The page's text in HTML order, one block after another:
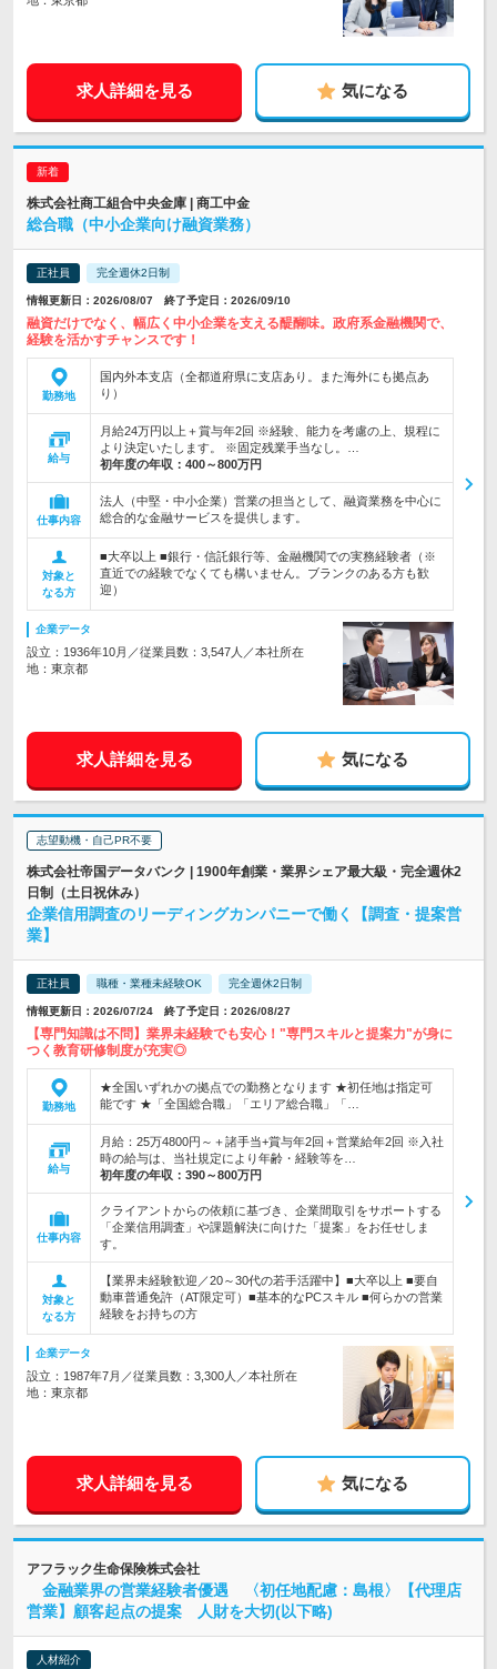
求人詳細を見る 気になる
株式会社商工組合中央金庫 | 商工中金
総合職（中小企業向け融資業務）
正社員 完全週休2日制
情報更新日：2026/08/07 終了予定日：2026/09/10
融資だけでなく、幅広く中小企業を支える醍醐味。政府系金融機関で、
経験を活かすチャンスです！
勤務地
国内外本支店（全都道府県に支店あり。また海外にも拠点あ
り）
給与
月給24万円以上＋賞与年2回 ※経験、能力を考慮の上、規程に
より決定いたします。 ※固定残業手当なし。…
初年度の年収： 400～800万円
仕事内容
法人（中堅・中小企業）営業の担当として、融資業務を中心に
総合的な金融サービスを提供します。
対象と
なる方
■大卒以上 ■銀行・信託銀行等、金融機関での実務経験者（※
直近での経験でなくても構いません。ブランクのある方も歓
迎）
企業データ
設立：1936年10月／従業員数：3,547人／本社所在
地：東京都
求人詳細を見る 気になる
志望動機・自己PR不要
株式会社帝国データバンク | 1900年創業・業界シェア最大級・完全週休2
日制（土日祝休み）
企業信用調査のリーディングカンパニーで働く【調査・提案営
業】
正社員 職種・業種未経験OK 完全週休2日制
情報更新日：2026/07/24 終了予定日：2026/08/27
【専門知識は不問】業界未経験でも安心！"専門スキルと提案力"が身に
つく教育研修制度が充実◎
勤務地
★全国いずれかの拠点での勤務となります ★初任地は指定可
能です ★「全国総合職」「エリア総合職」「…
給与
月給：25万4800円～＋諸手当+賞与年2回＋営業給年2回 ※入社
時の給与は、当社規定により年齢・経験等を…
初年度の年収： 390～800万円
仕事内容
クライアントからの依頼に基づき、企業間取引をサポートする
「企業信用調査」や課題解決に向けた「提案」をお任せしま
す。
対象と
なる方
【業界未経験歓迎／20～30代の若手活躍中】■大卒以上 ■要自
動車普通免許（AT限定可）■基本的なPCスキル ■何らかの営業
経験をお持ちの方
企業データ
設立：1987年7月／従業員数：3,300人／本社所在
地：東京都
求人詳細を見る 気になる
アフラック生命保険株式会社
金融業界の営業経験者優遇 〈初任地配慮：島根〉【代理店
営業】顧客起点の提案 人財を大切(以下略)
人材紹介